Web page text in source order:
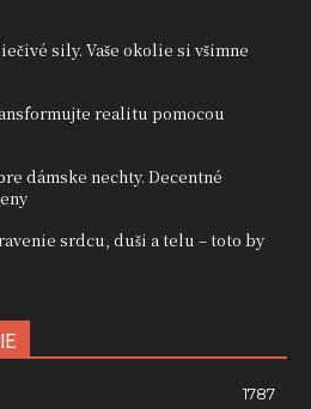
sily. Vaše okolie si všimne
realitu pomocou
dámske nechty. Decentné
srdcu, duši a telu – toto by
1787